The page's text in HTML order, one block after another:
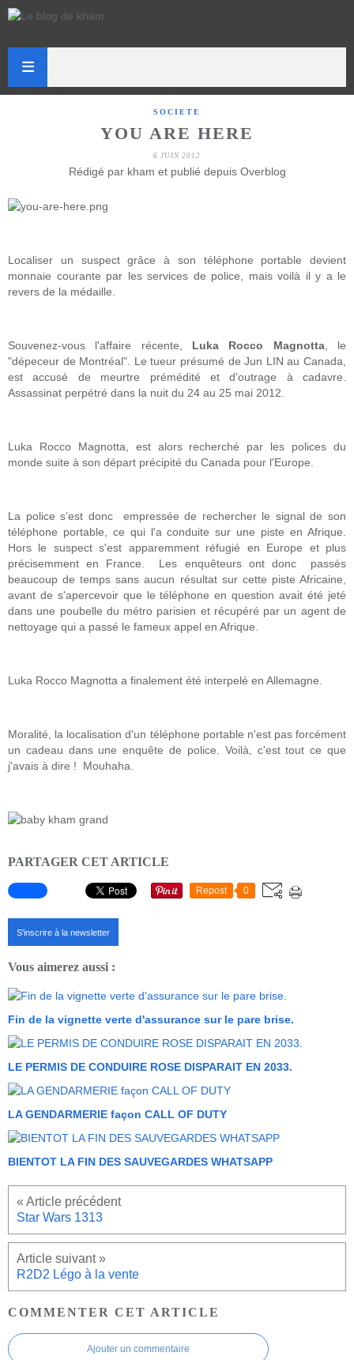
SOCIETE
YOU ARE HERE
6 JUIN 2012
Rédigé par kham et publié depuis Overblog
Localiser un suspect grâce à son téléphone portable devient
monnaie courante par les services de police, mais voilà il y a le
revers de la médaille.
Souvenez-vous l'affaire récente, Luka Rocco Magnotta, le
"dépeceur de Montréal". Le tueur présumé de Jun LIN au Canada,
est accusé de meurtre prémédité et d’outrage à cadavre.
Assassinat perpétré dans la nuit du 24 au 25 mai 2012.
Luka Rocco Magnotta, est alors recherché par les polices du
monde suite à son départ précipité du Canada pour l'Europe.
La police s’est donc empressée de rechercher le signal de son
téléphone portable, ce qui l'a conduite sur une piste en Afrique.
Hors le suspect s'est apparemment réfugié en Europe et plus
précisemment en France. Les enquêteurs ont donc passés
beaucoup de temps sans aucun résultat sur cette piste Africaine,
avant de s'apercevoir que le téléphone en question avait été jeté
dans une poubelle du métro parisien et récupéré par un agent de
nettoyage qui a passé le fameux appel en Afrique.
Luka Rocco Magnotta a finalement été interpelé en Allemagne.
Moralité, la localisation d'un téléphone portable n'est pas forcément
un cadeau dans une enquête de police. Voilà, c'est tout ce que
j'avais à dire ! Mouhaha.
PARTAGER CET ARTICLE
Repost 0
S'inscrire à la newsletter
Vous aimerez aussi :
Fin de la vignette verte d'assurance sur le pare brise.
LE PERMIS DE CONDUIRE ROSE DISPARAIT EN 2033.
LA GENDARMERIE façon CALL OF DUTY
BIENTOT LA FIN DES SAUVEGARDES WHATSAPP
Star Wars 1313
R2D2 Légo à la vente
COMMENTER CET ARTICLE
Ajouter un commentaire